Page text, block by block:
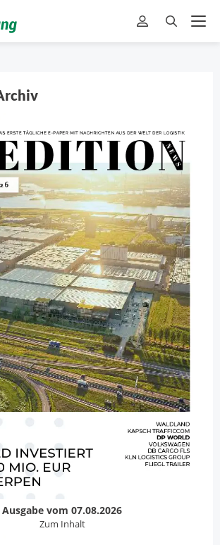
Ausgabe vom 07.08.2026
Zum Inhalt